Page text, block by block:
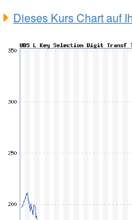
Dieses Kurs Chart auf